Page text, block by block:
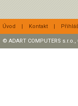
Úvod | Kontakt |
© ADART COMPUTERS